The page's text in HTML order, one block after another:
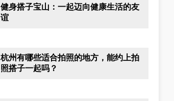
健身搭子宝山：一起迈向健康生活的友
谊
杭州有哪些适合拍照的地方，能约上拍
照搭子一起吗？